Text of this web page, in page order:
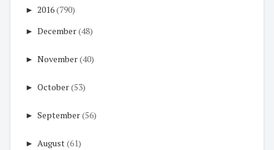
► 2016(790)
► December(48)
► November(40)
► October(53)
► September(56)
► August(61)